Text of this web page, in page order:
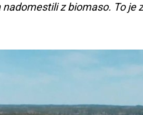
z biomaso. To je